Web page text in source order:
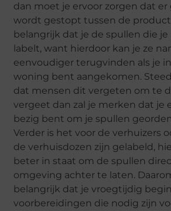
dan moet je ervoor zorgen dat
wordt gestopt tussen de
belangrijk dat je de spullen die
labelt, want hierdoor kan je ze
eenvoudiger terugvinden als je
woning bent aangekomen.
dat mensen dit vergeten om te
vergeet dan zal je merken dat je
bezig bent om je spullen
Verder is het voor de verhuizers
de verhuisdozen zijn gelabeld,
beter in staat om de spullen
omgeving achter te laten.
belangrijk dat je vroegtijdig
voorbereidingen die nodig zijn